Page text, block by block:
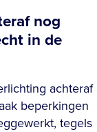
nog
in de
achteraf
beperkingen
tegels